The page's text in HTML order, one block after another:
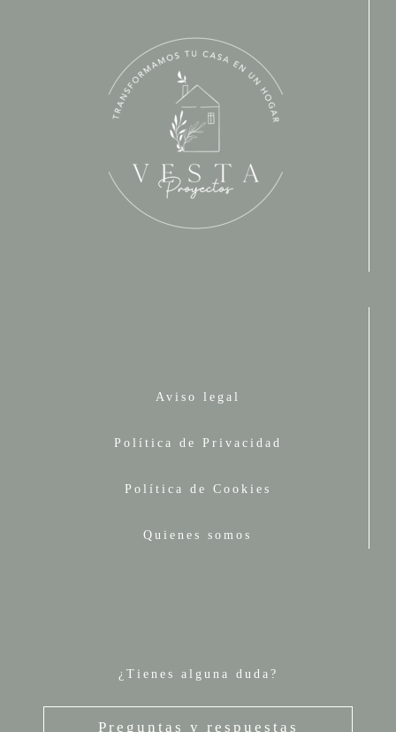
Aviso legal
Política de Privacidad
Política de Cookies
Quienes somos
¿Tienes alguna duda?
Preguntas y respuestas